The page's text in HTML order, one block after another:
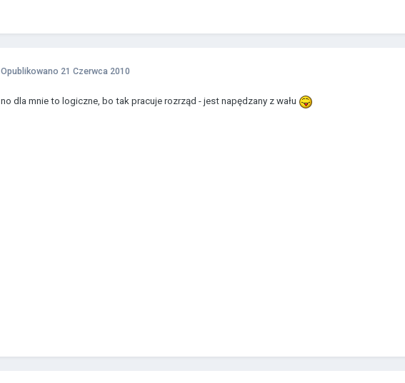
Opublikowano 21 Czerwca 2010
no dla mnie to logiczne, bo tak pracuje rozrząd - jest napędzany z wału